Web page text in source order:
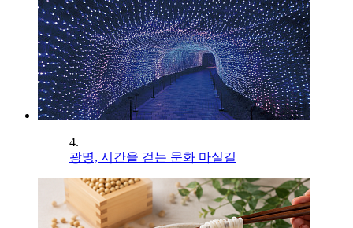
4.
광명, 시간을 걷는 문화 마실길